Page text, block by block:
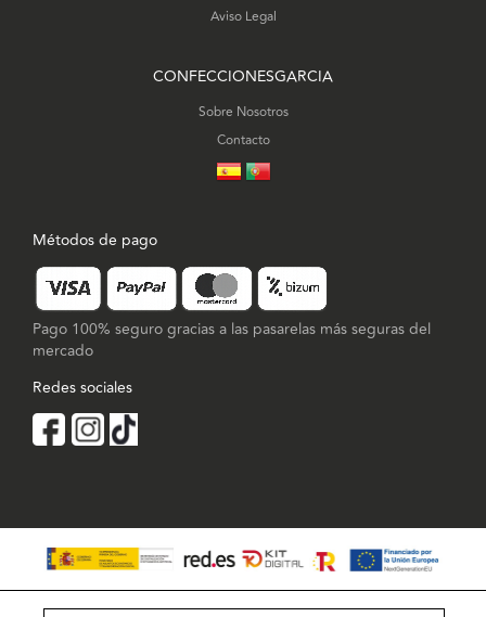
Aviso Legal
CONFECCIONESGARCIA
Sobre Nosotros
Contacto
Métodos de pago
Pago 100% seguro gracias a las pasarelas más seguras del
mercado
Redes sociales